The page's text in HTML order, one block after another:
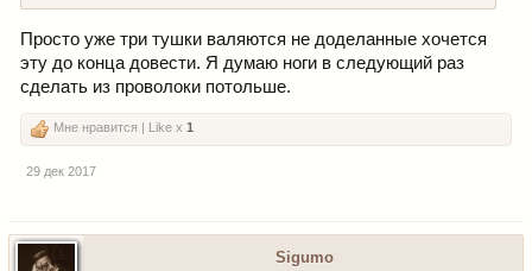
Просто уже три тушки валяются не доделанные хочется
эту до конца довести. Я думаю ноги в следующий раз
сделать из проволоки потольше.
Мне нравится | Like x 1
29 дек 2017
Sigumo